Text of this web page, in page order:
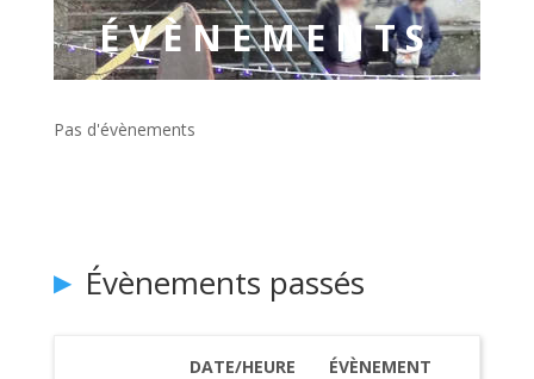
ÉVÈNEMENTS
Pas d'évènements
Évènements passés
DATE/HEURE ÉVÈNEMENT